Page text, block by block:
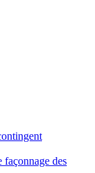
façonnage des